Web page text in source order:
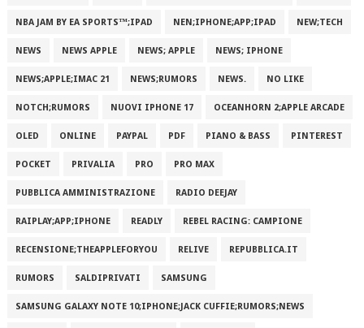
NBA JAM BY EA SPORTS™;IPAD NEN;IPHONE;APP;IPAD NEW;TECH
NEWS NEWS APPLE NEWS; APPLE NEWS; IPHONE
NEWS;APPLE;IMAC 21 NEWS;RUMORS NEWS. NO LIKE
NOTCH;RUMORS NUOVI IPHONE 17 OCEANHORN 2;APPLE ARCADE
OLED ONLINE PAYPAL PDF PIANO & BASS PINTEREST
POCKET PRIVALIA PRO PRO MAX
PUBBLICA AMMINISTRAZIONE RADIO DEEJAY
RAIPLAY;APP;IPHONE READLY REBEL RACING: CAMPIONE
RECENSIONE;THEAPPLEFORYOU RELIVE REPUBBLICA.IT
RUMORS SALDIPRIVATI SAMSUNG
SAMSUNG GALAXY NOTE 10;IPHONE;JACK CUFFIE;RUMORS;NEWS